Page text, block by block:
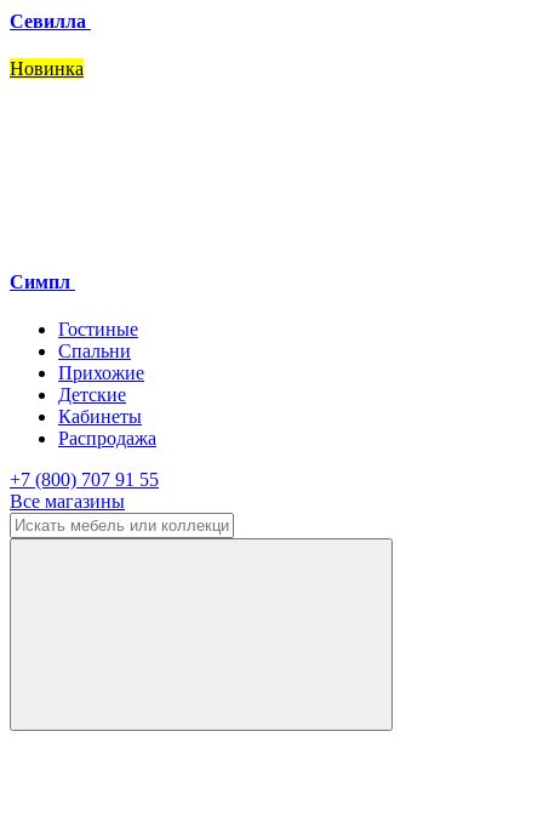
Севилла
Новинка
Симпл
Гостиные
Спальни
Прихожие
Детские
Кабинеты
Распродажа
+7 (800) 707 91 55
Все магазины